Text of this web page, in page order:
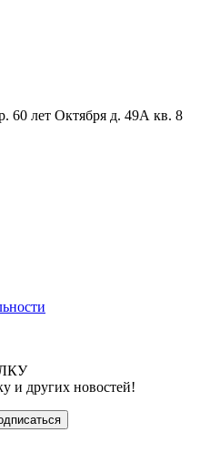
60 лет Октября д. 49А кв. 8
и других новостей!